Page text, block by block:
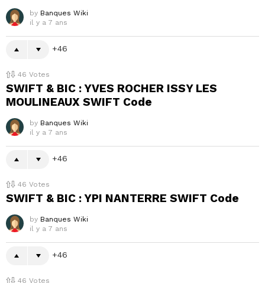
by Banques Wiki
il y a 7 ans
46
46 Votes
SWIFT & BIC : YVES ROCHER ISSY LES
MOULINEAUX SWIFT Code
by Banques Wiki
il y a 7 ans
46
46 Votes
SWIFT & BIC : YPI NANTERRE SWIFT Code
by Banques Wiki
il y a 7 ans
46
46 Votes